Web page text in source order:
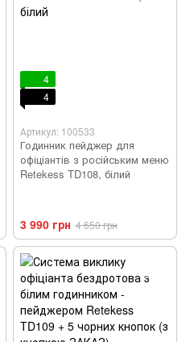
4
4
Артикул: 100533
Годинник пейджер для
офіціантів з російським меню
Retekess TD108, білий
3 990 грн 4 650 грн